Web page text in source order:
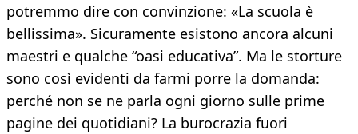
potremmo dire con convinzione: «La scuola è
bellissima». Sicuramente esistono ancora alcuni
maestri e qualche “oasi educativa”. Ma le storture
sono così evidenti da farmi porre la domanda:
perché non se ne parla ogni giorno sulle prime
pagine dei quotidiani? La burocrazia fuori